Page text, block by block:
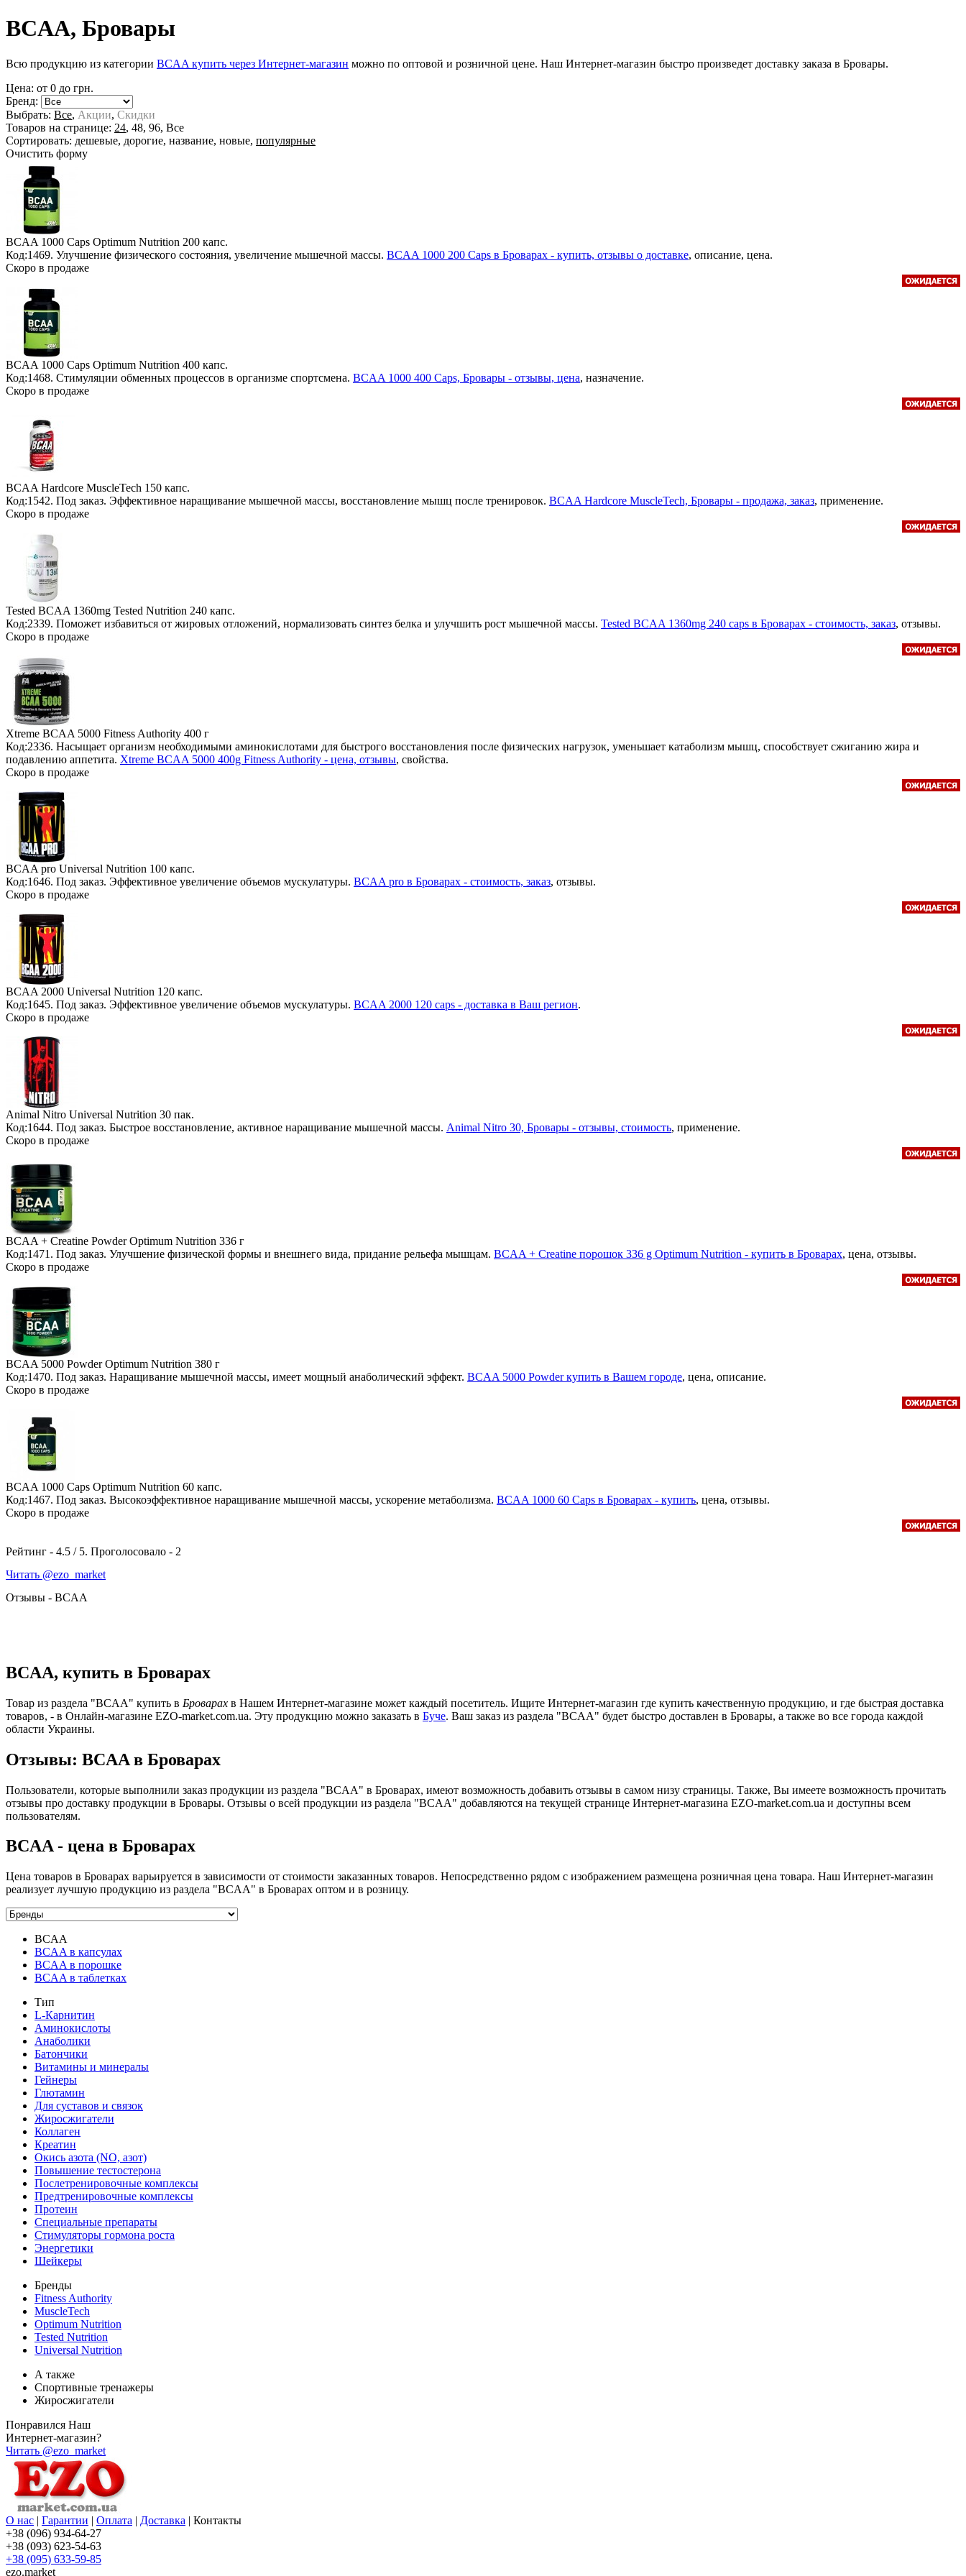
BCAA, Бровары
Всю продукцию из категории BCAA купить через Интернет-магазин можно по оптовой и розничной цене. Наш Интернет-магазин быстро произведет доставку заказа в Бровары.
Цена: от 0 до грн.
Бренд:
Выбрать: Все, Акции, Скидки
Товаров на странице: 24, 48, 96, Все
Сортировать: дешевые, дорогие, название, новые, популярные
Очистить форму
BCAA 1000 Caps Optimum Nutrition 200 капс.
Код:1469. Улучшение физического состояния, увеличение мышечной массы. BCAA 1000 200 Caps в Броварах - купить, отзывы о доставке, описание, цена.
Скоро в продаже
BCAA 1000 Caps Optimum Nutrition 400 капс.
Код:1468. Стимуляции обменных процессов в организме спортсмена. BCAA 1000 400 Caps, Бровары - отзывы, цена, назначение.
Скоро в продаже
BCAA Hardcore MuscleTech 150 капс.
Код:1542. Под заказ. Эффективное наращивание мышечной массы, восстановление мышц после тренировок. BCAA Hardcore MuscleTech, Бровары - продажа, заказ, применение.
Скоро в продаже
Tested BCAA 1360mg Tested Nutrition 240 капс.
Код:2339. Поможет избавиться от жировых отложений, нормализовать синтез белка и улучшить рост мышечной массы. Tested BCAA 1360mg 240 caps в Броварах - стоимость, заказ, отзывы.
Скоро в продаже
Xtreme BCAA 5000 Fitness Authority 400 г
Код:2336. Насыщает организм необходимыми аминокислотами для быстрого восстановления после физических нагрузок, уменьшает катаболизм мышц, способствует сжиганию жира и
подавлению аппетита. Xtreme BCAA 5000 400g Fitness Authority - цена, отзывы, свойства.
Скоро в продаже
BCAA pro Universal Nutrition 100 капс.
Код:1646. Под заказ. Эффективное увеличение объемов мускулатуры. BCAA pro в Броварах - стоимость, заказ, отзывы.
Скоро в продаже
BCAA 2000 Universal Nutrition 120 капс.
Код:1645. Под заказ. Эффективное увеличение объемов мускулатуры. BCAA 2000 120 caps - доставка в Ваш регион.
Скоро в продаже
Animal Nitro Universal Nutrition 30 пак.
Код:1644. Под заказ. Быстрое восстановление, активное наращивание мышечной массы. Animal Nitro 30, Бровары - отзывы, стоимость, применение.
Скоро в продаже
BCAA + Creatine Powder Optimum Nutrition 336 г
Код:1471. Под заказ. Улучшение физической формы и внешнего вида, придание рельефа мышцам. BCAA + Creatine порошок 336 g Optimum Nutrition - купить в Броварах, цена, отзывы.
Скоро в продаже
BCAA 5000 Powder Optimum Nutrition 380 г
Код:1470. Под заказ. Наращивание мышечной массы, имеет мощный анаболический эффект. BCAA 5000 Powder купить в Вашем городе, цена, описание.
Скоро в продаже
BCAA 1000 Caps Optimum Nutrition 60 капс.
Код:1467. Под заказ. Высокоэффективное наращивание мышечной массы, ускорение метаболизма. BCAA 1000 60 Caps в Броварах - купить, цена, отзывы.
Скоро в продаже
Рейтинг - 4.5 / 5. Проголосовало - 2
Читать @ezo_market
Отзывы - BCAA
BCAA, купить в Броварах
Товар из раздела "BCAA" купить в Броварах в Нашем Интернет-магазине может каждый посетитель. Ищите Интернет-магазин где купить качественную продукцию, и где быстрая доставка
товаров, - в Онлайн-магазине EZO-market.com.ua. Эту продукцию можно заказать в Буче. Ваш заказ из раздела "BCAA" будет быстро доставлен в Бровары, а также во все города каждой
области Украины.
Отзывы: BCAA в Броварах
Пользователи, которые выполнили заказ продукции из раздела "BCAA" в Броварах, имеют возможность добавить отзывы в самом низу страницы. Также, Вы имеете возможность прочитать
отзывы про доставку продукции в Бровары. Отзывы о всей продукции из раздела "BCAA" добавляются на текущей странице Интернет-магазина EZO-market.com.ua и доступны всем
пользователям.
BCAA - цена в Броварах
Цена товаров в Броварах варьируется в зависимости от стоимости заказанных товаров. Непосредственно рядом с изображением размещена розничная цена товара. Наш Интернет-магазин
реализует лучшую продукцию из раздела "BCAA" в Броварах оптом и в розницу.
BCAA
BCAA в капсулах
BCAA в порошке
BCAA в таблетках
Тип
L-Карнитин
Аминокислоты
Анаболики
Батончики
Витамины и минералы
Гейнеры
Глютамин
Для суставов и связок
Жиросжигатели
Коллаген
Креатин
Окись азота (NO, азот)
Повышение тестостерона
Послетренировочные комплексы
Предтренировочные комплексы
Протеин
Специальные препараты
Стимуляторы гормона роста
Энергетики
Шейкеры
Бренды
Fitness Authority
MuscleTech
Optimum Nutrition
Tested Nutrition
Universal Nutrition
А также
Спортивные тренажеры
Жиросжигатели
Понравился Наш
Интернет-магазин?
Читать @ezo_market
О нас | Гарантии | Оплата | Доставка | Контакты
+38 (096) 934-64-27
+38 (093) 623-54-63
+38 (095) 633-59-85
ezo.market